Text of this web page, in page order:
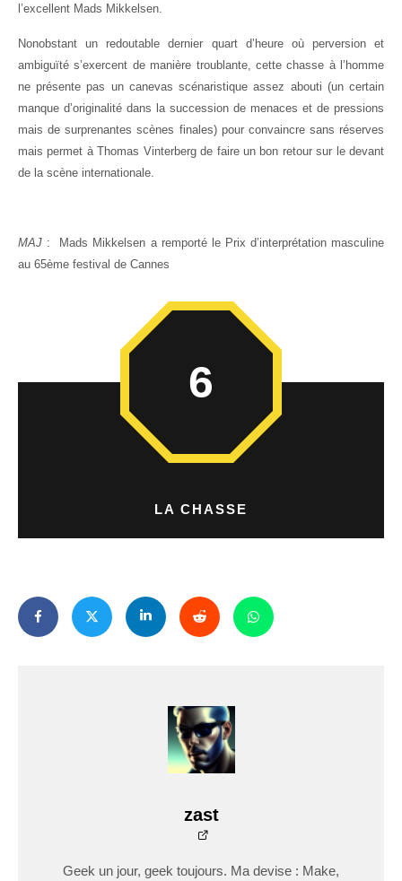
l’excellent Mads Mikkelsen.
Nonobstant un redoutable dernier quart d’heure où perversion et
ambiguïté s’exercent de manière troublante, cette chasse à l’homme
ne présente pas un canevas scénaristique assez abouti (un certain
manque d’originalité dans la succession de menaces et de pressions
mais de surprenantes scènes finales) pour convaincre sans réserves
mais permet à Thomas Vinterberg de faire un bon retour sur le devant
de la scène internationale.
MAJ : Mads Mikkelsen a remporté le Prix d’interprétation masculine
au 65ème festival de Cannes
LA CHASSE
6
zast
Geek un jour, geek toujours. Ma devise : Make,